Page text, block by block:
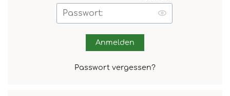
Anmelden
Passwort vergessen?